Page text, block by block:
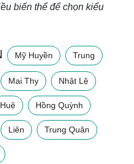
biến thể để chọn kiểu
Mỹ Huyền Trung
Mai Thy Nhật Lệ
Huệ Hồng Quỳnh
Liên Trung Quân